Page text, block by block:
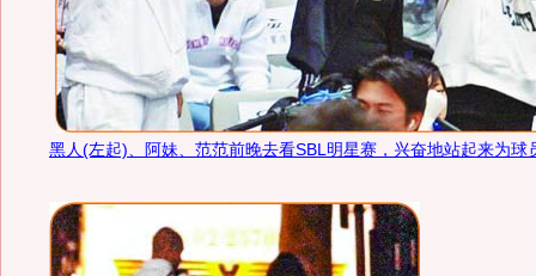
黑人(左起)、阿妹、范范前晚去看SBL明星赛，兴奋地站起来为球